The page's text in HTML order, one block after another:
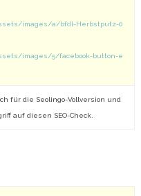
images/a/bfdl-Herbstputz-0
images/5/facebook-button-e
für die Seolingo-Vollversion und
auf diesen SEO-Check.